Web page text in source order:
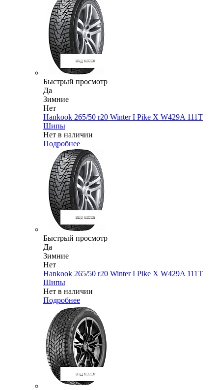
Быстрый просмотр
Да
Зимние
Нет
Hankook 265/50 r20 Winter I Pike X W429A 111T
Шипы
Нет в наличии
Подробнее
Быстрый просмотр
Да
Зимние
Нет
Hankook 265/50 r20 Winter I Pike X W429A 111T
Шипы
Нет в наличии
Подробнее